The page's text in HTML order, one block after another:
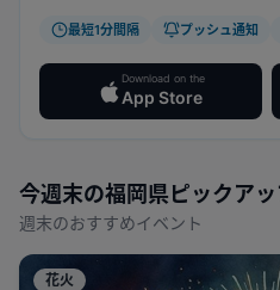
最短1分間隔 プッシュ通知
Download on the
App Store
今週末の福岡県 ピックア
週末のおすすめイベント
花火